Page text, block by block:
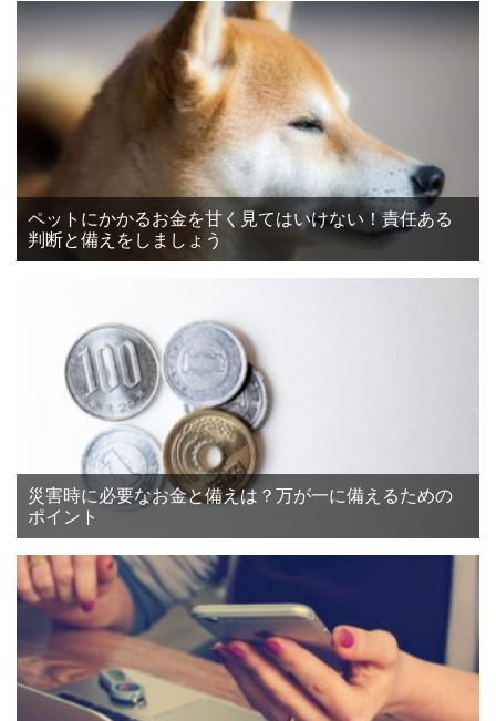
ペットにかかるお金を甘く見てはいけない！責任ある
判断と備えをしましょう
災害時に必要なお金と備えは？万が一に備えるための
ポイント